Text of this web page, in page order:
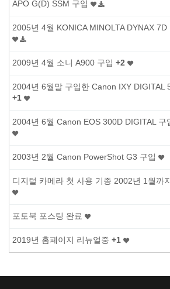
APO G(D) SSM 구입
2005년 4월 KONICA MINOLTA DYNAX 7D
2009년 4월 소니 A900 구입 +2
2004년 6월말 구입한 Canon IXY DIGITAL
+1
2004년 6월 Canon EOS 300D DIGITAL 구
2003년 2월 Canon PowerShot G3 구입
디지털 카메라 첫 사용 기종 2002년 1월까지
포토북 포스팅 완료
2019년 홈페이지 리뉴얼중 +1